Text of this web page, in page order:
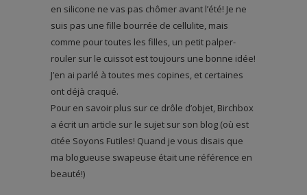
en silicone ne vas pas chômer avant l’été! Je ne
suis pas une fille bourrée de cellulite, mais
comme pour toutes les filles, un petit palper-
rouler sur le cuissot est toujours une bonne idée!
J’en ai parlé à toutes mes copines, et certaines
ont déjà craqué.
Pour en savoir plus sur ce drôle d’objet, Birchbox
a écrit un article sur le sujet sur son blog (où est
citée Soyons Futiles! Quand je vous disais que
ma blogueuse swapeuse était une référence en
beauté!)